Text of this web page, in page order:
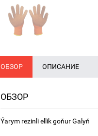
ОБЗОР ОПИСАНИЕ
ОБЗОР
Ýarym rezinli ellik goňur Galyň